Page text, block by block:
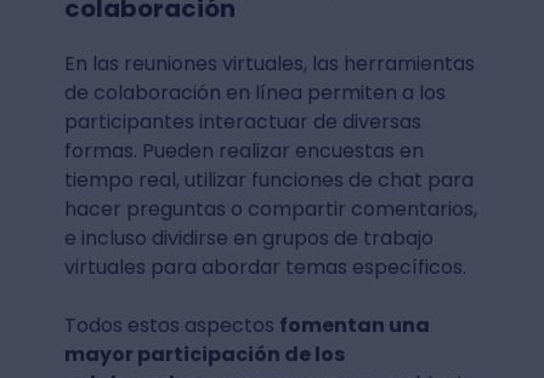
colaboración
En las reuniones virtuales, las herramientas
de colaboración en línea permiten a los
participantes interactuar de diversas
formas. Pueden realizar encuestas en
tiempo real, utilizar funciones de chat para
hacer preguntas o compartir comentarios,
e incluso dividirse en grupos de trabajo
virtuales para abordar temas específicos.
Todos estos aspectos fomentan una
mayor participación de los